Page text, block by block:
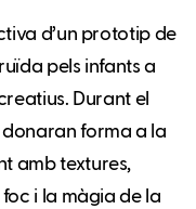
d’un prototip de
pels infants a
Durant el
forma a la
amb textures,
i la màgia de la